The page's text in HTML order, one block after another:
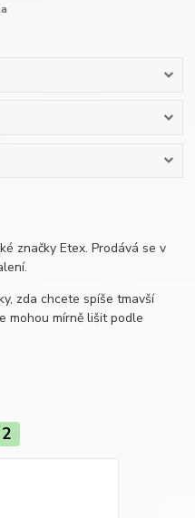
značky Etex. Prodává se v
zda chcete spíše tmavší
mohou mírně lišit podle
2